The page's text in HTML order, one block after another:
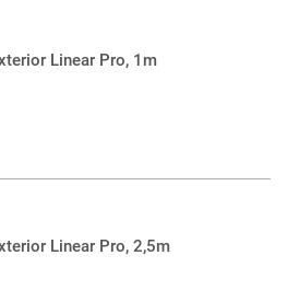
Linear Pro, 1m
Linear Pro, 2,5m